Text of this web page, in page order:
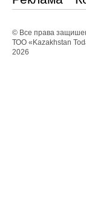
© Все права
ТОО «Kazakhstan
2026